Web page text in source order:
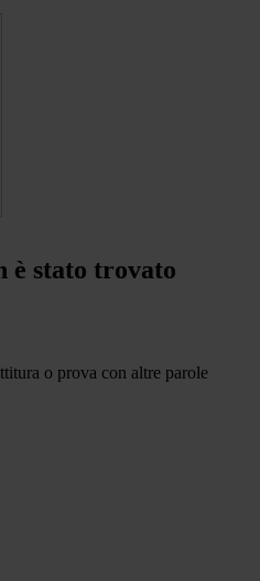
è stato trovato
o prova con altre parole